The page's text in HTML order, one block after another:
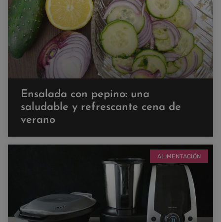
Ensalada con pepino: una
saludable y refrescante cena de
verano
ALIMENTACIÓN